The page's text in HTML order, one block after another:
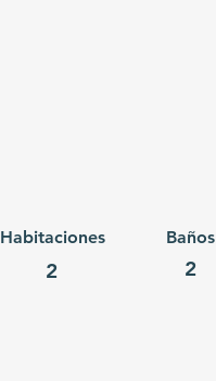
Habitaciones
2
Baños
2